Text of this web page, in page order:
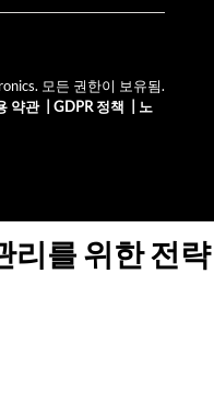
모든 권한이 보유됨.
약관| GDPR 정책
노
리를 위한 전략